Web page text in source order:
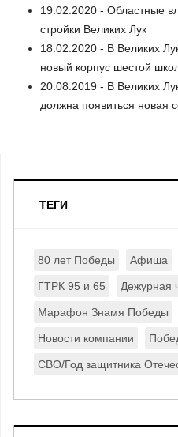
19.02.2020 - Областные
стройки Великих Лук
18.02.2020 - В Великих
новый корпус шестой
20.08.2019 - В Великих
должна появиться новая
ТЕГИ
80 лет Победы Афиша
ГТРК 95 и 65 Дежурная
Марафон Знамя Победы
Новости компании
СВО/Год защитника